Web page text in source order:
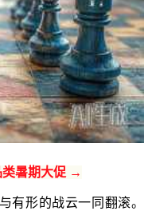
类暑期大促 →
有形的战云一同翻滚。